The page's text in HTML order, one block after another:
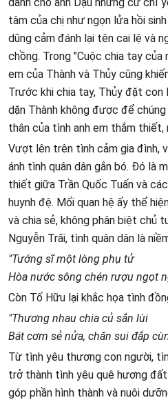
tâm của chị như ngọn lửa hồi
dũng cảm đánh lại tên cai lệ và
chồng. Trong "Cuộc chia tay của
em của Thành và Thủy cũng
Trước khi chia tay, Thủy đặt con
dặn Thành không được để
thân của tình anh em thắm thiết,
Vượt lên trên tình cảm gia đình,
ánh tình quân dân gắn bó. Đó là
thiết giữa Trần Quốc Tuấn và
huynh đệ. Mối quan hệ ấy thể
và chia sẻ, không phân biệt chủ
Nguyễn Trãi, tình quân dân là
"Tướng sĩ một lòng phụ tử
Hòa nước sông chén rượu ngọt
Còn Tố Hữu lại khắc họa tình
"Thương nhau chia củ sắn lùi
Bát cơm sẻ nửa, chăn sui đắp
Từ tình yêu thương con người,
trở thành tình yêu quê hương
góp phần hình thành và nuôi